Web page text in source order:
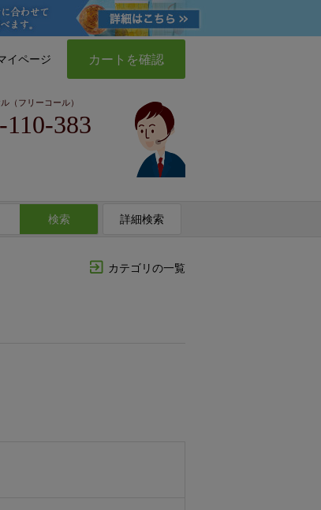
イページ カートを確認
（フリーコール）
110-383
検索 詳細検索
カテゴリの一覧